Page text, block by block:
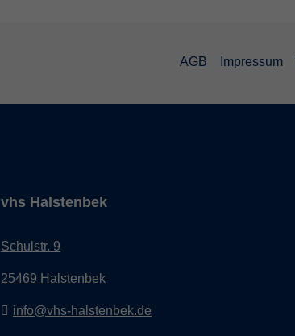
AGB Impressum
vhs Halstenbek
Schulstr. 9
25469 Halstenbek
info@vhs-halstenbek.de